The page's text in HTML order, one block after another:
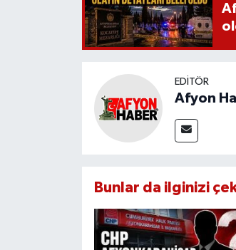
EDITÖR
Afyon
Bunlar da ilginizi